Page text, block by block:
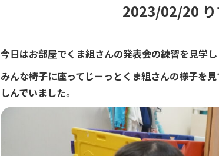
2023/02/20
今日はお部屋でくま組さんの発表会の練習を見学し
みんな椅子に座ってじーっとくま組さんの様子を
しんでいました。